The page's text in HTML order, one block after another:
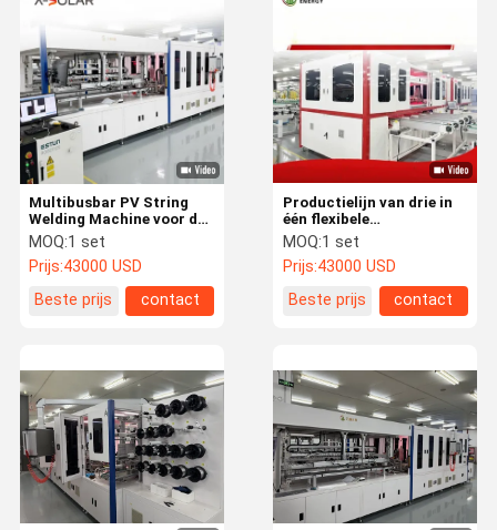
Multibusbar PV String
Welding Machine voor de
productie van zachte
zonnecellen
MOQ:1 set
Prijs:43000 USD
Beste prijs
contact
Productielijn van drie in
één flexibele
zonnepanelen
MOQ:1 set
Prijs:43000 USD
Beste prijs
contact